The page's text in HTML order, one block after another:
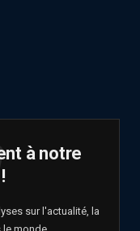
à notre
sur l'actualité, la